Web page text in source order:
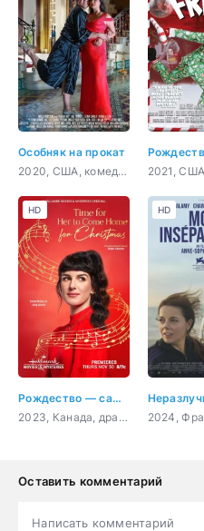
Особняк на прокат
2020, США, комедия
Рождество — самое время вернуться домой
2023, Канада, драма, мелодрама
HD HD
Оставить комментарий
Написать комментарий